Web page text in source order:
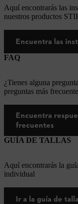
Aquí encontrarás las
nuestros productos
Encuentra las
FAQ
¿Tienes alguna
preguntas más
Encuentra
frecuentes
GUÍA DE TALLAS
Aquí encontrarás la
individual
Ir a la guía de